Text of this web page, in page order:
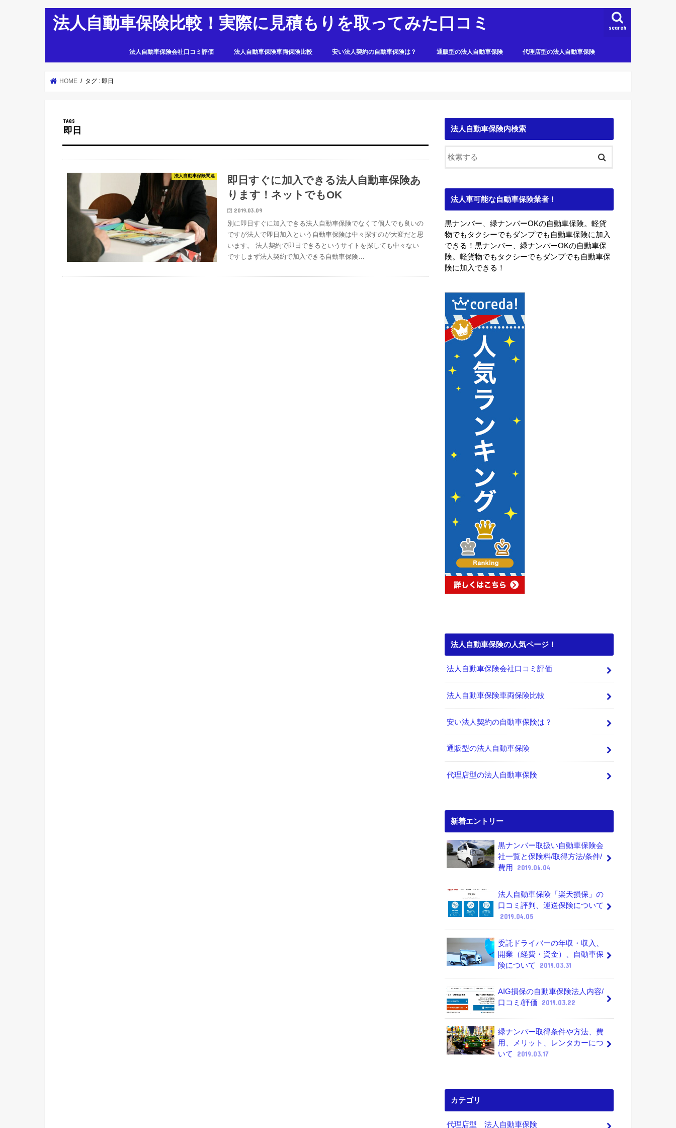
法人自動車保険比較！実際に見積もりを取ってみた口コミ search
法人自動車保険会社口コミ評価 法人自動車保険車両保険比較 安い法人契約の自動車保険は？ 通販型の法人自動車保険 代理店型の法人自動車保険
HOME タグ : 即日
即日
法人自動車保険関連
即日すぐに加入できる法人自動車保険あ
ります！ネットでもOK
2019.03.09
別に即日すぐに加入できる法人自動車保険でなくて個人でも良いの
ですが法人で即日加入という自動車保険は中々探すのが大変だと思
います。 法人契約で即日できるというサイトを探しても中々ない
ですしまず法人契約で加入できる自動車保険…
法人自動車保険内検索
法人車可能な自動車保険業者！
黒ナンバー、緑ナンバーOKの自動車保険。軽貨
物でもタクシーでもダンプでも自動車保険に加入
できる！黒ナンバー、緑ナンバーOKの自動車保
険。軽貨物でもタクシーでもダンプでも自動車保
険に加入できる！
法人自動車保険の人気ページ！
法人自動車保険会社口コミ評価
法人自動車保険車両保険比較
安い法人契約の自動車保険は？
通販型の法人自動車保険
代理店型の法人自動車保険
新着エントリー
黒ナンバー取扱い自動車保険会
社一覧と保険料/取得方法/条件/
費用
2019.06.04
法人自動車保険「楽天損保」の
口コミ評判、運送保険について
2019.04.05
委託ドライバーの年収・収入、
開業（経費・資金）、自動車保
険について
2019.03.31
AIG損保の自動車保険法人内容/
口コミ/評価
2019.03.22
緑ナンバー取得条件や方法、費
用、メリット、レンタカーにつ
いて
2019.03.17
カテゴリ
代理店型 法人自動車保険